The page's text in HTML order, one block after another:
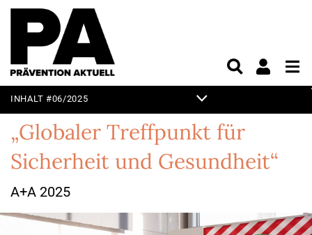
INHALT #06/2025
EDITORIAL
SCHWERPUNKT
ARBEITEN
„Globaler Treffpunkt für
Sicherheit und Gesundheit“
A+A 2025